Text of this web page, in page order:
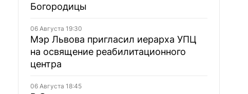
Богородицы
06 Августа 19:30
Мэр Львова пригласил иерарха УПЦ
на освящение реабилитационного
центра
06 Августа 18:45